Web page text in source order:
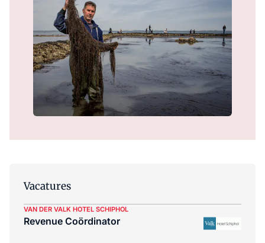
Vacatures
VAN DER VALK HOTEL SCHIPHOL
Revenue Coördinator